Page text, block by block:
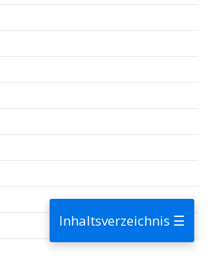
Inhaltsverzeichnis ☰